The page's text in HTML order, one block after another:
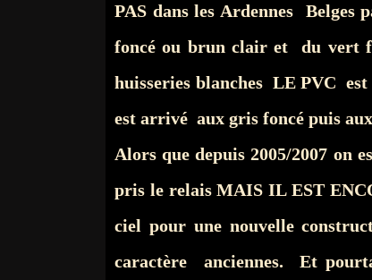
PAS dans les Ardennes
foncé ou brun clair et du vert
huisseries blanches LE PVC est
est arrivé aux gris foncé puis
Alors que depuis 2005/2007 on
pris le relais MAIS IL EST
ciel pour une nouvelle
caractère anciennes. Et